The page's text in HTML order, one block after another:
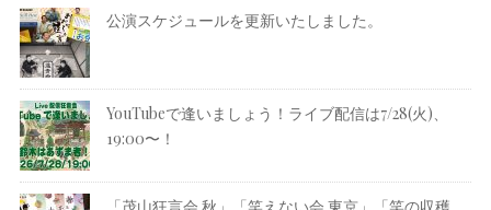
公演スケジュールを更新いたしました。
YouTubeで逢いましょう！ライブ配信は7/28(火)、
19:00〜！